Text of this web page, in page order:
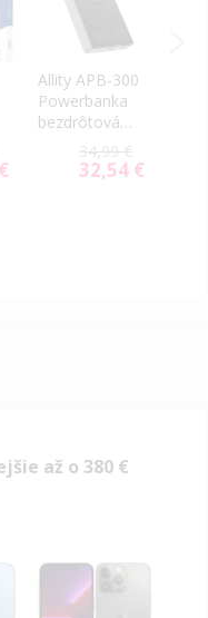
Allity APB-300
Powerbanka
bezdrôtová
PD QC 20W
10000 mAh
34,99 €
Special
32,54 €
až o 380 €